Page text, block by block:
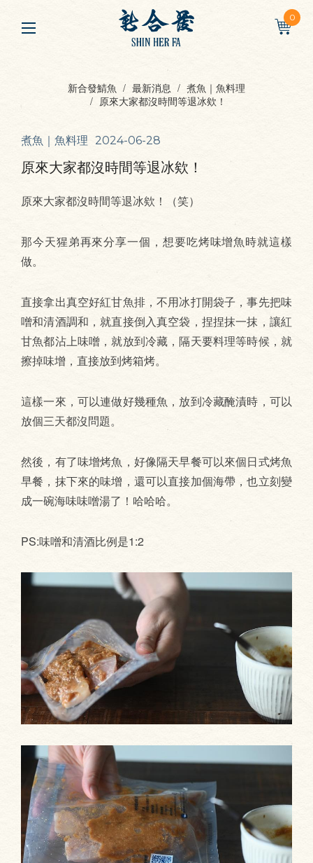
0
新合發鯖魚 最新消息
煮魚｜魚料理
原來大家都沒時間等退冰欸！
煮魚｜魚料理 2024-06-28
原來大家都沒時間等退冰欸！
原來大家都沒時間等退冰欸！（笑）
那今天猩弟再來分享一個，想要吃烤味增魚時就這樣
做。
直接拿出真空好紅甘魚排，不用冰打開袋子，事先把味
噌和清酒調和，就直接倒入真空袋，捏捏抹一抹，讓紅
甘魚都沾上味噌，就放到冷藏，隔天要料理等時候，就
擦掉味增，直接放到烤箱烤。
這樣一來，可以連做好幾種魚，放到冷藏醃漬時，可以
放個三天都沒問題。
然後，有了味增烤魚，好像隔天早餐可以來個日式烤魚
早餐，抹下來的味增，還可以直接加個海帶，也立刻變
成一碗海味味噌湯了！哈哈哈。
PS:味噌和清酒比例是1:2